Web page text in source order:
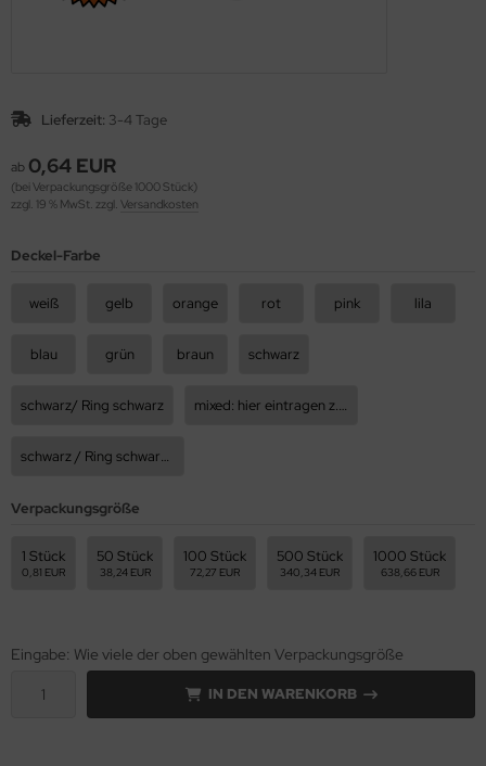
Lieferzeit: 3-4 Tage
ab 0,64 EUR
(bei Verpackungsgröße 1000 Stück)
zzgl. 19 % MwSt. zzgl. Versandkosten
Deckel-Farbe
weiß gelb orange rot pink lila
blau grün braun schwarz
schwarz/ Ring schwarz mixed: hier eintragen z.B 50rot, 50blau, usw.
schwarz / Ring schwarz Tropfer vormontiert
Verpackungsgröße
1 Stück
0,81 EUR
50 Stück
38,24 EUR
100 Stück
72,27 EUR
500 Stück
340,34 EUR
1000 Stück
638,66 EUR
Eingabe: Wie viele der oben gewählten Verpackungsgröße
IN DEN WARENKORB